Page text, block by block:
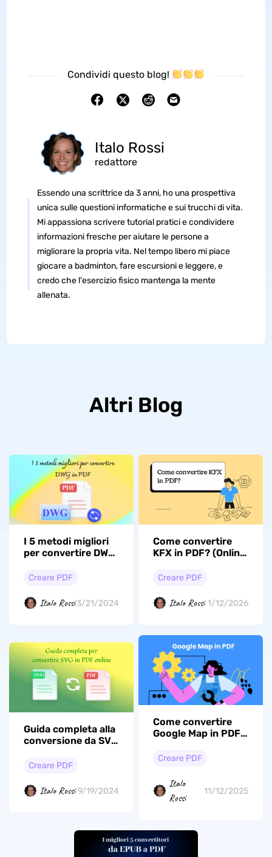
Condividi questo blog!
Italo Rossi
redattore
Essendo una scrittrice da 3 anni, ho una prospettiva
unica sulle questioni informatiche e sui trucchi di vita.
Mi appassiona scrivere tutorial pratici e condividere
informazioni fresche per aiutare le persone a
migliorare la propria vita. Nel tempo libero mi piace
giocare a badminton, fare escursioni e leggere, e
credo che l'esercizio fisico mantenga la mente
allenata.
Altri Blog
I 5 metodi migliori
per convertire DWG
Creare PDF
Italo Rossi3/21/2024
Come convertire
KFX in PDF? (Online
Creare PDF
Italo Rossi 1/12/2026
Guida completa alla
conversione da SVG
Creare PDF
Italo Rossi 9/19/2024
Come convertire
Google Map in PDF:
stradali, posizioni e
offline
Creare PDF
Italo
Rossi
11/12/2025